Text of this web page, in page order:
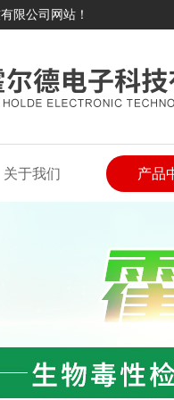
限公司网站！
关于我们 产品